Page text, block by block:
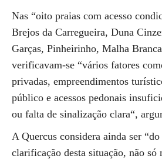
Nas “oito praias com acesso
Brejos da Carregueira, Duna
Garças, Pinheirinho, Malha
verificavam-se “vários fatores
privadas, empreendimentos
público e acessos pedonais
ou falta de sinalização clara“,
A Quercus considera ainda ser
clarificação desta situação, não só